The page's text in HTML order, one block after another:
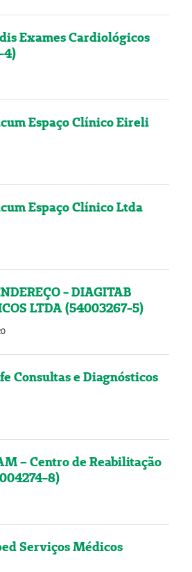
Exames Cardiológicos
4)
Espaço Clínico Eireli
Espaço Clínico Ltda
- DIAGITAB
LTDA (54003267-5)
Consultas e Diagnósticos
– Centro de Reabilitação
8)
Serviços Médicos